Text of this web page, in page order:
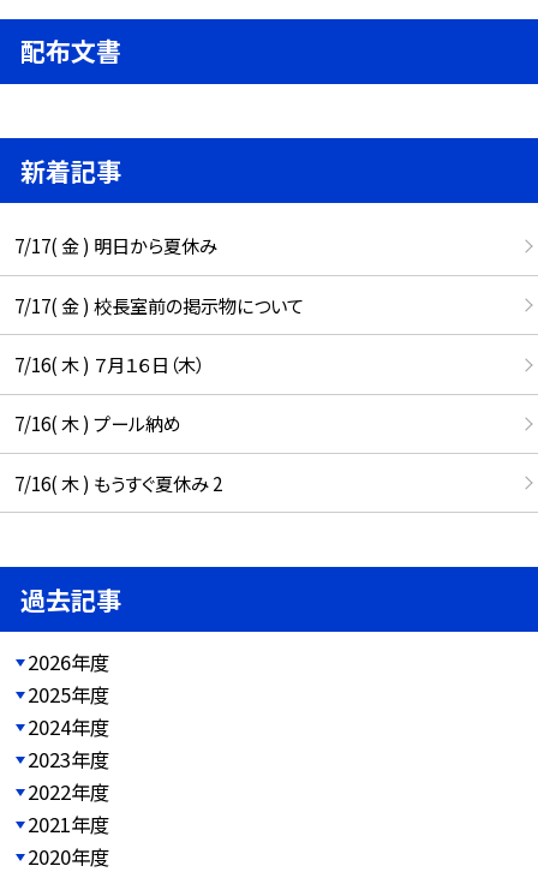
配布文書
新着記事
7/17( 金 ) 明日から夏休み
7/17( 金 ) 校長室前の掲示物について
7/16( 木 ) ７月１６日（木）
7/16( 木 ) プール納め
7/16( 木 ) もうすぐ夏休み 2
過去記事
2026年度
2025年度
2024年度
2023年度
2022年度
2021年度
2020年度